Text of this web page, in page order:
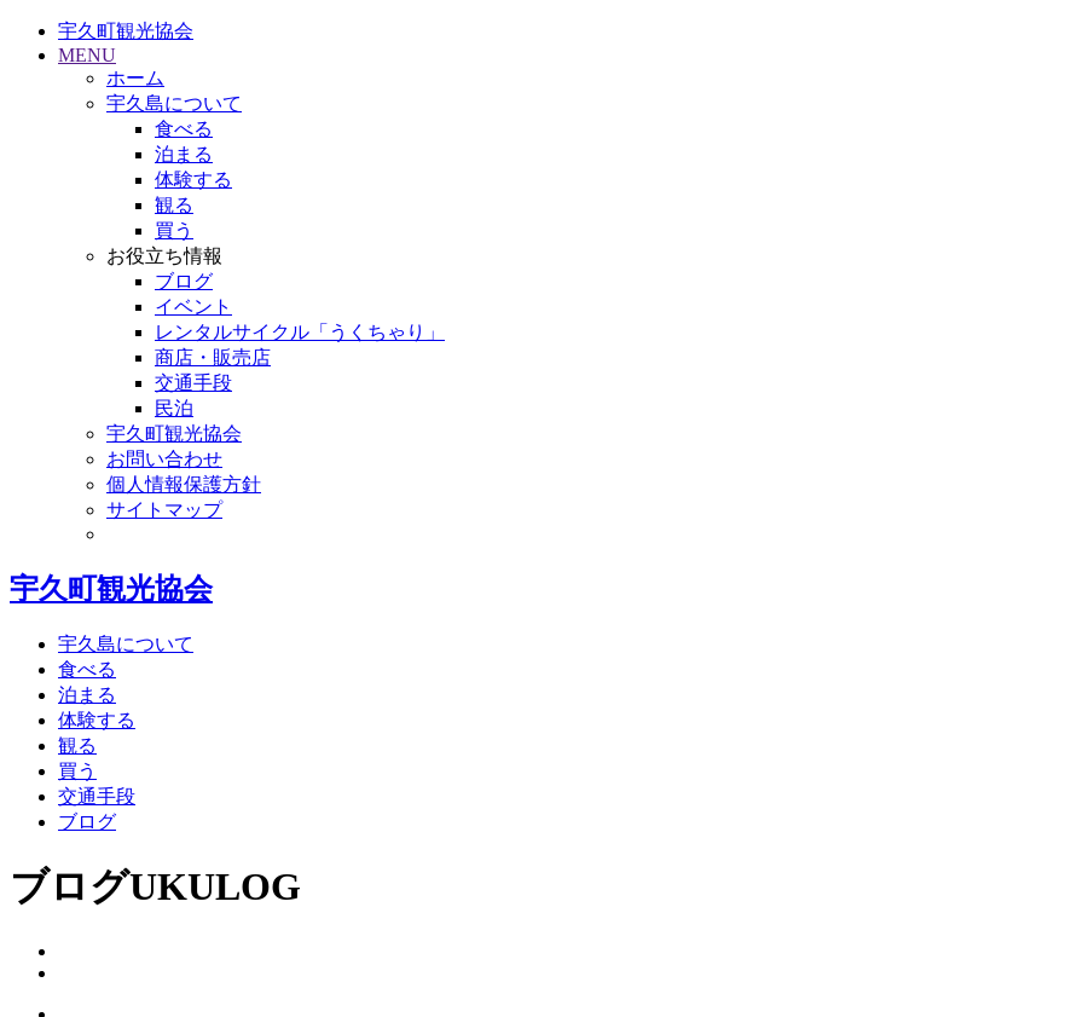
宇久町観光協会
MENU
ホーム
宇久島について
食べる
泊まる
体験する
観る
買う
お役立ち情報
ブログ
イベント
レンタルサイクル「うくちゃり」
商店・販売店
交通手段
民泊
宇久町観光協会
お問い合わせ
個人情報保護方針
サイトマップ
宇久町観光協会
宇久島について
食べる
泊まる
体験する
観る
買う
交通手段
ブログ
ブログUKULOG